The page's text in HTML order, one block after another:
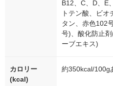
B12、C、D、E
トテン酸、ビ
タン、赤色102
号)、酸化防止
ーブエキス)
カロリー
(kcal)
約350kcal/100g